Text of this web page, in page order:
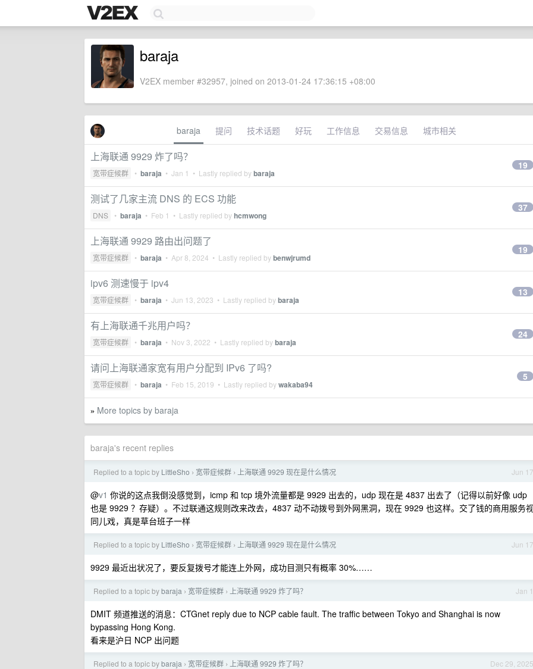
baraja
V2EX member #32957, joined on 2013-01-24 17:36:15 +08:00
baraja 提问 技术话题 好玩 工作信息 交易信息 城市相关
上海联通 9929 炸了吗？
宽带症候群 • baraja • Jan 1 • Lastly replied bybaraja
19
测试了几家主流 DNS 的 ECS 功能
DNS • baraja • Feb 1 • Lastly replied byhcmwong
37
上海联通 9929 路由出问题了
宽带症候群 • baraja • Apr 8, 2024 • Lastly replied bybenwjrumd
19
ipv6 测速慢于 ipv4
宽带症候群 • baraja • Jun 13, 2023 • Lastly replied bybaraja
13
有上海联通千兆用户吗？
宽带症候群 • baraja • Nov 3, 2022 • Lastly replied bybaraja
24
请问上海联通家宽有用户分配到 IPv6 了吗?
宽带症候群 • baraja • Feb 15, 2019 • Lastly replied bywakaba94
5
» More topics by baraja
baraja's recent replies
Jun 17
Replied to a topic by LittleSho › 宽带症候群 › 上海联通 9929 现在是什么情况
@v1 你说的这点我倒没感觉到，icmp 和 tcp 境外流量都是 9929 出去的，udp 现在是 4837 出去了（记得以前好像 udp
也是 9929 ？存疑）。不过联通这规则改来改去，4837 动不动拨号到外网黑洞，现在 9929 也这样。交了钱的商用服务
同儿戏，真是草台班子一样
Jun 17
Replied to a topic by LittleSho › 宽带症候群 › 上海联通 9929 现在是什么情况
9929 最近出状况了，要反复拨号才能连上外网，成功目测只有概率 30%……
Jan 1
Replied to a topic bybaraja › 宽带症候群 › 上海联通 9929 炸了吗？
DMIT 频道推送的消息：CTGnet reply due to NCP cable fault. The traffic between Tokyo and Shanghai is now
bypassing Hong Kong.
看来是沪日 NCP 出问题
Dec 29, 2025
Replied to a topic bybaraja › 宽带症候群 › 上海联通 9929 炸了吗？